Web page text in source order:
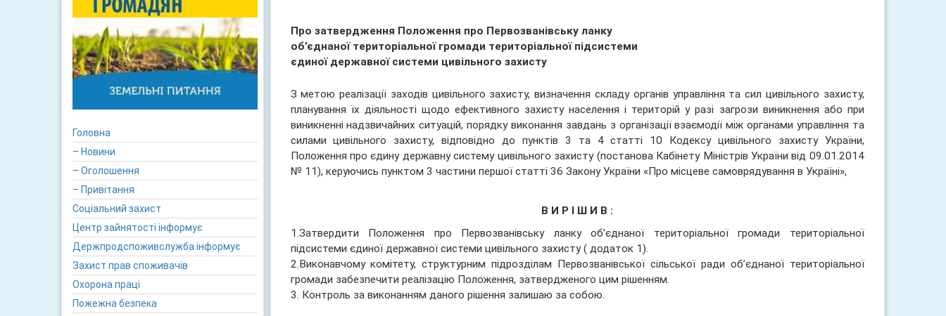
Головна
– Новини
– Оголошення
– Привітання
Соціальний захист
Центр зайнятості інформує
Держпродспоживслужба інформує
Захист прав споживачів
Охорона праці
Пожежна безпека
Про затвердження Положення про Первозванівську ланку
об’єднаної територіальної громади територіальної підсистеми
єдиної державної системи цивільного захисту
З метою реалізації заходів цивільного захисту, визначення складу органів управління та сил цивільного захисту,
планування їх діяльності щодо ефективного захисту населення і територій у разі загрози виникнення або при
виникненні надзвичайних ситуацій, порядку виконання завдань з організації взаємодії між органами управління та
силами цивільного захисту, відповідно до пунктів 3 та 4 статті 10 Кодексу цивільного захисту України,
Положення про єдину державну систему цивільного захисту (постанова Кабінету Міністрів України від 09.01.2014
№ 11), керуючись пунктом 3 частини першої статті 36 Закону України «Про місцеве самоврядування в Україні»,
В И Р І Ш И В :
1.Затвердити Положення про Первозванівську ланку об’єднаної територіальної громади територіальної
підсистеми єдиної державної системи цивільного захисту ( додаток 1).
2.Виконавчому комітету, структурним підрозділам Первозванівської сільської ради об’єднаної територіальної
громади забезпечити реалізацію Положення, затвердженого цим рішенням.
3. Контроль за виконанням даного рішення залишаю за собою.